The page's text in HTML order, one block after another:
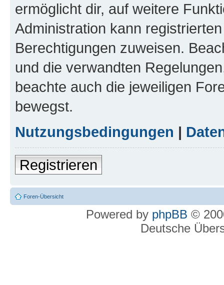
ermöglicht dir, auf weitere
Administration kann
Berechtigungen zuweisen.
und die verwandten
beachte auch die jeweiligen
bewegst.
Nutzungsbedingungen |
Registrieren
Foren-Übersicht
Powered by phpBB ©
Deutsche